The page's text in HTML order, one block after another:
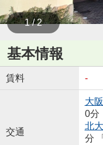
1 / 2
基本情報
賃料 -
交通
大
0分
北
分